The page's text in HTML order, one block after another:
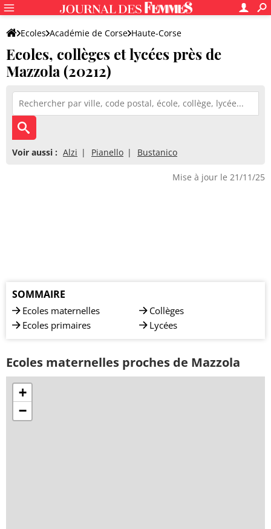
Ecoles Académie de Corse Haute-Corse
Ecoles, collèges et lycées près de
Mazzola (20212)
Voir aussi : Alzi Pianello Bustanico
Mise à jour le 21/11/25
SOMMAIRE
Ecoles maternelles
Ecoles primaires
Collèges
Lycées
Ecoles maternelles proches de Mazzola
+
−